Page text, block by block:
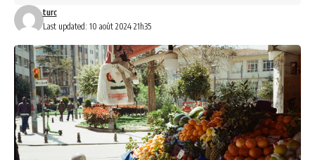
Last updated: 10 août 2024 21h35
turc